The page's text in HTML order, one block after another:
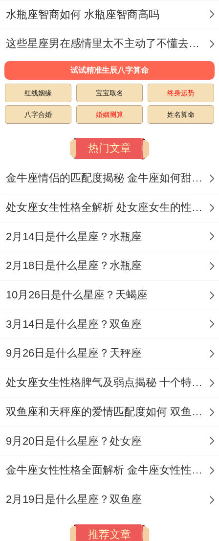
她说:“客户越提奇怪我越兴奋，就像玩解谜
带给水瓶座的最佳馈赠.
教育创新:知识领航者的舞台;传统课堂可困
不住水瓶座老师- 他们能把物理课变成密室
逃脱现场、让学生破解牛顿定律才能“逃
有个高中的理老师带着学生用AR技术还原
少年科技创新大奖。再大学里- 他们开设的
《以后的日子职业猜想》选修课场场爆满。
毕竟谁能拒绝介绍“星际导游资格证考试大
管理层的逆向思维；别以为水瓶座当领导就
会天马行空 他们能说实话把KPI考核变成闯
工作汇报不能不再公司屋顶花园进行 -搞得
能激活团队隐藏的超级潜能！
跨界融合的新兴领域，当占星学遇上数据想
八竿子打不着的领域；
想起来真是~恰恰是水瓶座大展拳脚的的方.
水瓶座智商如何 水瓶座智商高吗
这些星座男在感情里太不主动了不懂去爱 这些星座男在感情中排第几
试试精准生辰八字算命
红线姻缘 宝宝取名 终身运势
八字合婚 婚姻测算 姓名算命
热门文章
金牛座情侣的匹配度揭秘 金牛座如何甜蜜恋爱
处女座女生性格全解析 处女座女生的性格是什么样的
2月14日是什么星座？水瓶座
2月18日是什么星座？水瓶座
10月26日是什么星座？天蝎座
3月14日是什么星座？双鱼座
9月26日是什么星座？天秤座
处女座女生性格脾气及弱点揭秘 十个特点惊人！
双鱼座和天秤座的爱情匹配度如何 双鱼天秤缘分会怎样
9月20日是什么星座？处女座
金牛座女性性格全面解析 金牛座女性性格与脾气全揭秘
2月19日是什么星座？双鱼座
推荐文章